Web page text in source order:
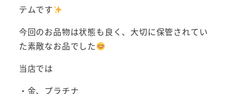
テムです
今回のお品物は状態も良く、大切に保管されてい
た素敵なお品でした
当店では
・金、プラチナ